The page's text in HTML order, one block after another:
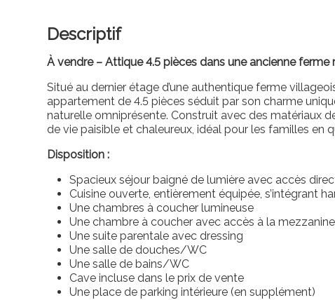
Descriptif
À vendre – Attique 4.5 pièces dans une ancienne
Situé au dernier étage d’une authentique ferme
appartement de 4.5 pièces séduit par son charme
naturelle omniprésente. Construit avec des matériaux
de vie paisible et chaleureux, idéal pour les familles en
Disposition :
Spacieux séjour baigné de lumière avec accès
Cuisine ouverte, entièrement équipée, s’intégrant
Une chambres à coucher lumineuse
Une chambre à coucher avec accès à la mezzanine
Une suite parentale avec dressing
Une salle de douches/WC
Une salle de bains/WC
Cave incluse dans le prix de vente
Une place de parking intérieure (en supplément)